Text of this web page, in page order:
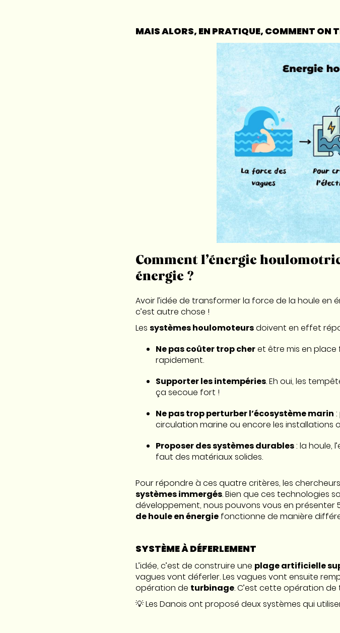
MAIS ALORS, EN PRATIQUE, COMMENT ON
Comment l’énergie
énergie ?
Avoir l’idée de transformer la force de la houle en
c’est autre chose !
Les systèmes houlomoteursdoivent en effet
Ne pas coûter trop cheret être mis en place
rapidement.
Supporter les intempéries. Eh oui, les
ça secoue fort !
Ne pas trop perturber l’écosystème marin
circulation marine ou encore les installations
Proposer des systèmes durables: la houle,
faut des matériaux solides.
Pour répondre à ces quatre critères, les
systèmes immergés. Bien que ces technologies
développement, nous pouvons vous en présenter
de houle en énergiefonctionne de manière
SYSTÈME À DÉFERLEMENT
L’idée, c’est de construire une plage artificielle
vagues vont déferler. Les vagues vont ensuite
opération de turbinage. C’est cette opération
💡 Les Danois ont proposé deux systèmes qui